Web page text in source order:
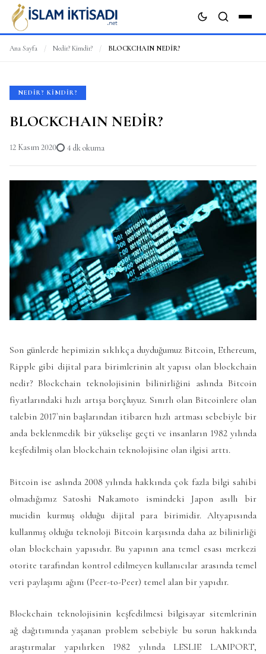
Ana Sayfa / Nedir? Kimdir? / BLOCKCHAIN NEDİR?
NEDIR? KIMDIR?
BLOCKCHAIN NEDİR?
12 Kasım 2020 4 dk okuma
Son günlerde hepimizin sıklıkça duyduğumuz Bitcoin, Ethereum,
Ripple gibi dijital para birimlerinin alt yapısı olan blockchain
nedir? Blockchain teknolojisinin bilinirliğini aslında Bitcoin
fiyatlarındaki hızlı artışa borçluyuz. Sınırlı olan Bitcoinlere olan
talebin 2017`nin başlarından itibaren hızlı artması sebebiyle bir
anda beklenmedik bir yükselişe geçti ve insanların 1982 yılında
keşfedilmiş olan blockchain teknolojisine olan ilgisi arttı.
Bitcoin ise aslında 2008 yılında hakkında çok fazla bilgi sahibi
olmadığımız Satoshi Nakamoto ismindeki Japon asıllı bir
mucidin kurmuş olduğu dijital para birimidir. Altyapısında
kullanmış olduğu teknoloji Bitcoin karşısında daha az bilinirliği
olan blockchain yapısıdır. Bu yapının ana temel esası merkezi
otorite tarafından kontrol edilmeyen kullanıcılar arasında temel
veri paylaşımı ağını (Peer-to-Peer) temel alan bir yapıdır.
Blockchain teknolojisinin keşfedilmesi bilgisayar sitemlerinin
ağ dağıtımında yaşanan problem sebebiyle bu sorun hakkında
araştırmalar yapılırken 1982 yılında LESLIE LAMPORT,